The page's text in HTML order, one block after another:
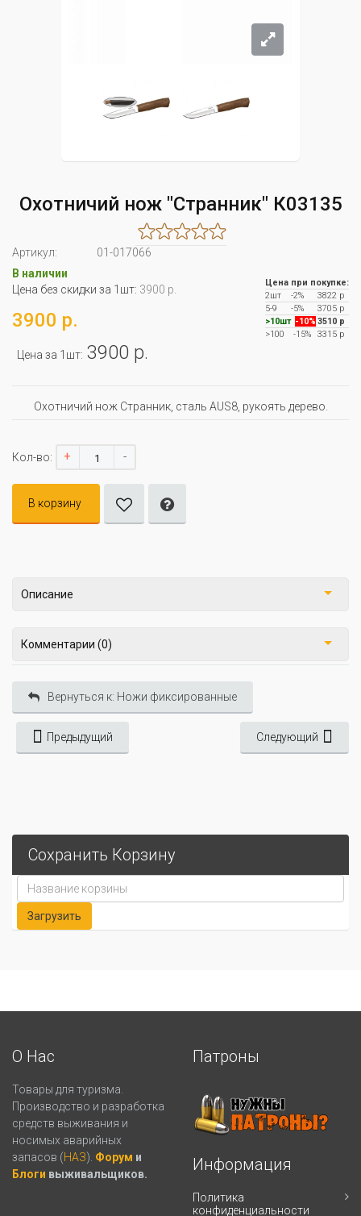
Охотничий нож "Странник" К03135
Артикул:
01-017066
В наличии
Цена без скидки за 1шт: 3900 р.
3900 р.
Цена за 1шт: 3900 р.
Цена при покупке:
2шт
-2%
3822 р
5-9
-5%
3705 р
>10шт -10% 3510 р
>100
-15% 3315 р
Охотничий нож Странник, сталь AUS8, рукоять дерево.
Кол-во: + -
В корзину
Описание
Комментарии (0)
Вернуться к: Ножи фиксированные
Предыдущий Следующий
Сохранить Корзину
О Нас
Товары для туризма.
Производство и разработка
средств выживания и
носимых аварийных
запасов (НАЗ). Форум и
Блоги выживальщиков.
Патроны
Информация
Политика
конфиденциальности